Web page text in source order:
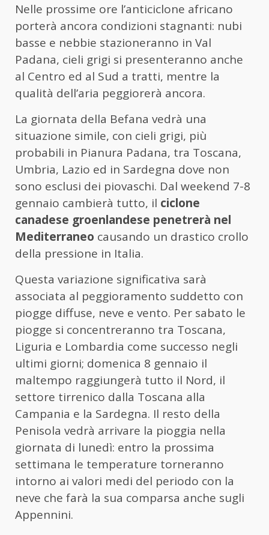
Nelle prossime ore l’anticiclone africano
porterà ancora condizioni stagnanti: nubi
basse e nebbie stazioneranno in Val
Padana, cieli grigi si presenteranno anche
al Centro ed al Sud a tratti, mentre la
qualità dell’aria peggiorerà ancora.
La giornata della Befana vedrà una
situazione simile, con cieli grigi, più
probabili in Pianura Padana, tra Toscana,
Umbria, Lazio ed in Sardegna dove non
sono esclusi dei piovaschi. Dal weekend 7-8
gennaio cambierà tutto, il ciclone
canadese groenlandese penetrerà nel
Mediterraneo causando un drastico crollo
della pressione in Italia.
Questa variazione significativa sarà
associata al peggioramento suddetto con
piogge diffuse, neve e vento. Per sabato le
piogge si concentreranno tra Toscana,
Liguria e Lombardia come successo negli
ultimi giorni; domenica 8 gennaio il
maltempo raggiungerà tutto il Nord, il
settore tirrenico dalla Toscana alla
Campania e la Sardegna. Il resto della
Penisola vedrà arrivare la pioggia nella
giornata di lunedì: entro la prossima
settimana le temperature torneranno
intorno ai valori medi del periodo con la
neve che farà la sua comparsa anche sugli
Appennini.